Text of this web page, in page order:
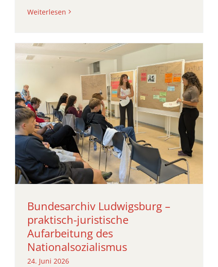
Weiterlesen
Bundesarchiv Ludwigsburg –
praktisch-juristische
Aufarbeitung des
Nationalsozialismus
24. Juni 2026